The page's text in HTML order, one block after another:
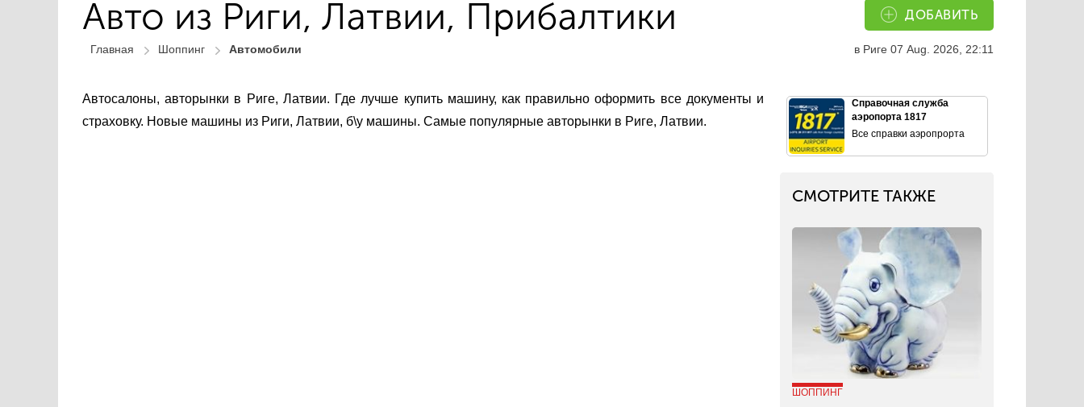
Авто из Риги, Латвии, Прибалтики
Главная Шоппинг Автомобили
ДОБАВИТЬ
в Риге 07 Aug. 2026, 22:11
Автосалоны, авторынки в Риге, Латвии. Где лучше купить машину, как правильно оформить все документы и
страховку. Новые машины из Риги, Латвии, б\у машины. Самые популярные авторынки в Риге, Латвии.
Справочная служба
аэропорта 1817
Все справки аэропрорта
СМОТРИТЕ ТАКЖЕ
ШОППИНГ